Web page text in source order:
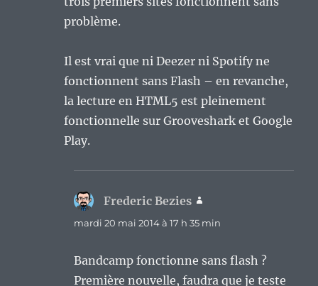
problème.
Il est vrai que ni Deezer ni Spotify ne
fonctionnent sans Flash – en revanche,
la lecture en HTML5 est pleinement
fonctionnelle sur Grooveshark et Google
Play.
Frederic Bezies
mardi 20 mai 2014 à 17 h 35 min
Bandcamp fonctionne sans flash ?
Première nouvelle, faudra que je teste